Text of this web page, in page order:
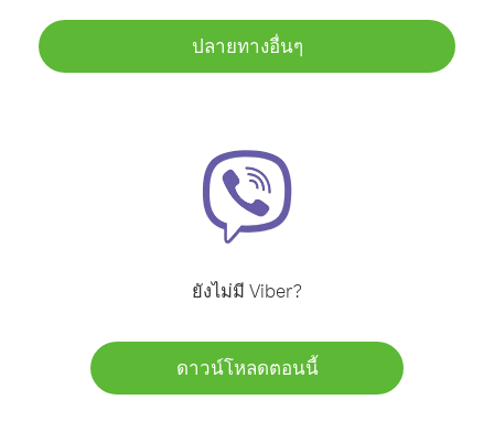
ปลายทางอื่นๆ
ยังไม่มี Viber?
ดาวน์โหลดตอนนี้